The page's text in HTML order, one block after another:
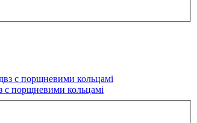
с порщневими кольцамі